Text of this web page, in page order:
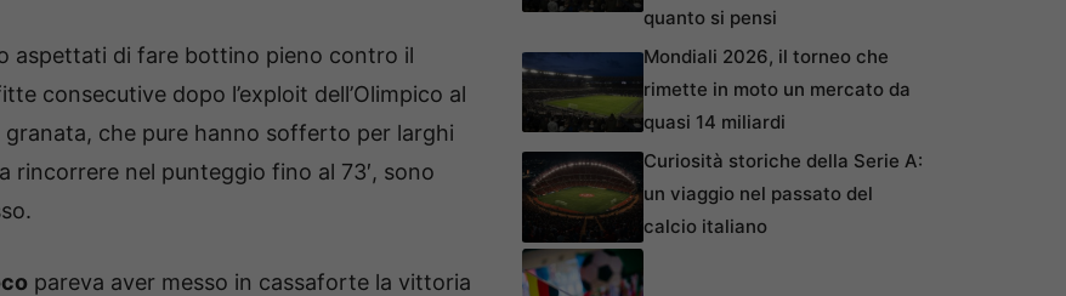
aspettati di fare bottino pieno contro il
consecutive dopo l’exploit dell’Olimpico al
granata, che pure hanno sofferto per larghi
nel punteggio fino al 73′, sono
pareva aver messo in cassaforte la vittoria
quanto si pensi
Mondiali 2026, il torneo che
rimette in moto un mercato da
quasi 14 miliardi
Curiosità storiche della Serie A:
un viaggio nel passato del
calcio italiano